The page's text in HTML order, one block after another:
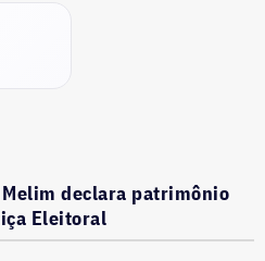
declara patrimônio
Eleitoral